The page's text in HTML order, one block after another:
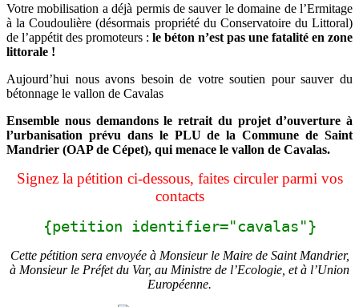
Votre mobilisation a déjà permis de sauver le domaine de l’Ermitage
à la Coudoulière (désormais propriété du Conservatoire du Littoral)
de l’appétit des promoteurs : le béton n’est pas une fatalité en zone
littorale !
Aujourd’hui nous avons besoin de votre soutien pour sauver du
bétonnage le vallon de Cavalas
Ensemble nous demandons le retrait du projet d’ouverture à
l’urbanisation prévu dans le PLU de la Commune de Saint
Mandrier (OAP de Cépet), qui menace le vallon de Cavalas.
Signez la pétition ci-dessous, faites circuler parmi vos
contacts
{petition identifier="cavalas"}
Cette pétition sera envoyée à Monsieur le Maire de Saint Mandrier,
à Monsieur le Préfet du Var, au Ministre de l’Ecologie, et à l’Union
Européenne.